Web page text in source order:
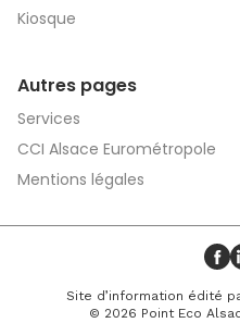
Kiosque
Autres pages
Services
CCI Alsace Eurométropole
Mentions légales
Site d’information édité
© 2026 Point Eco